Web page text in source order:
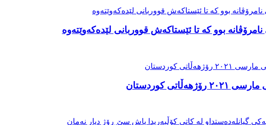
بوو کە تا ئێستاکەش قووربانی لێدەکەوێتەوە
کوردستان